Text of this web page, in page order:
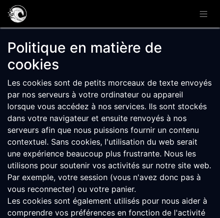
Politique en matière de
cookies
Les cookies sont de petits morceaux de texte envoyés
par nos serveurs à votre ordinateur ou appareil
lorsque vous accédez à nos services. Ils sont stockés
dans votre navigateur et ensuite renvoyés à nos
serveurs afin que nous puissions fournir un contenu
contextuel. Sans cookies, l'utilisation du web serait
une expérience beaucoup plus frustrante. Nous les
utilisons pour soutenir vos activités sur notre site web.
Par exemple, votre session (vous n'avez donc pas à
vous reconnecter) ou votre panier.
Les cookies sont également utilisés pour nous aider à
comprendre vos préférences en fonction de l'activité